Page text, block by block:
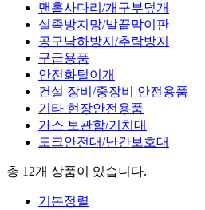
맨홀사다리/개구부덮개
실족방지망/발끝막이판
공구낙하방지/추락방지
구급용품
안전화털이개
건설 장비/중장비 안전용품
기타 현장안전용품
가스 보관함/거치대
도크안전대/난간보호대
총 12개 상품이 있습니다.
기본정렬